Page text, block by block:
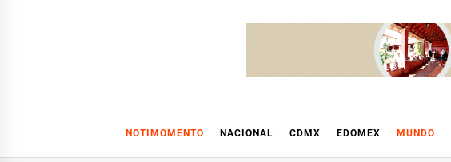
NOTIMOMENTO NACIONAL CDMX EDOMEX MUNDO